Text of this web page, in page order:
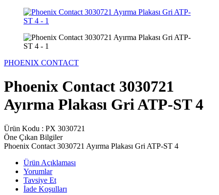
PHOENIX CONTACT
Phoenix Contact 3030721
Ayırma Plakası Gri ATP-ST 4
Ürün Kodu : PX 3030721
Öne Çıkan Bilgiler
Phoenix Contact 3030721 Ayırma Plakası Gri ATP-ST 4
Ürün Açıklaması
Yorumlar
Tavsiye Et
İade Koşulları